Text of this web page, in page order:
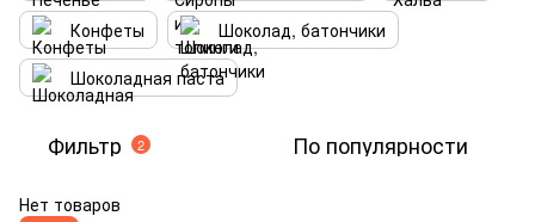
Конфеты
Шоколад, батончики
Шоколадная паста
Фильтр 2 По популярности
Нет товаров